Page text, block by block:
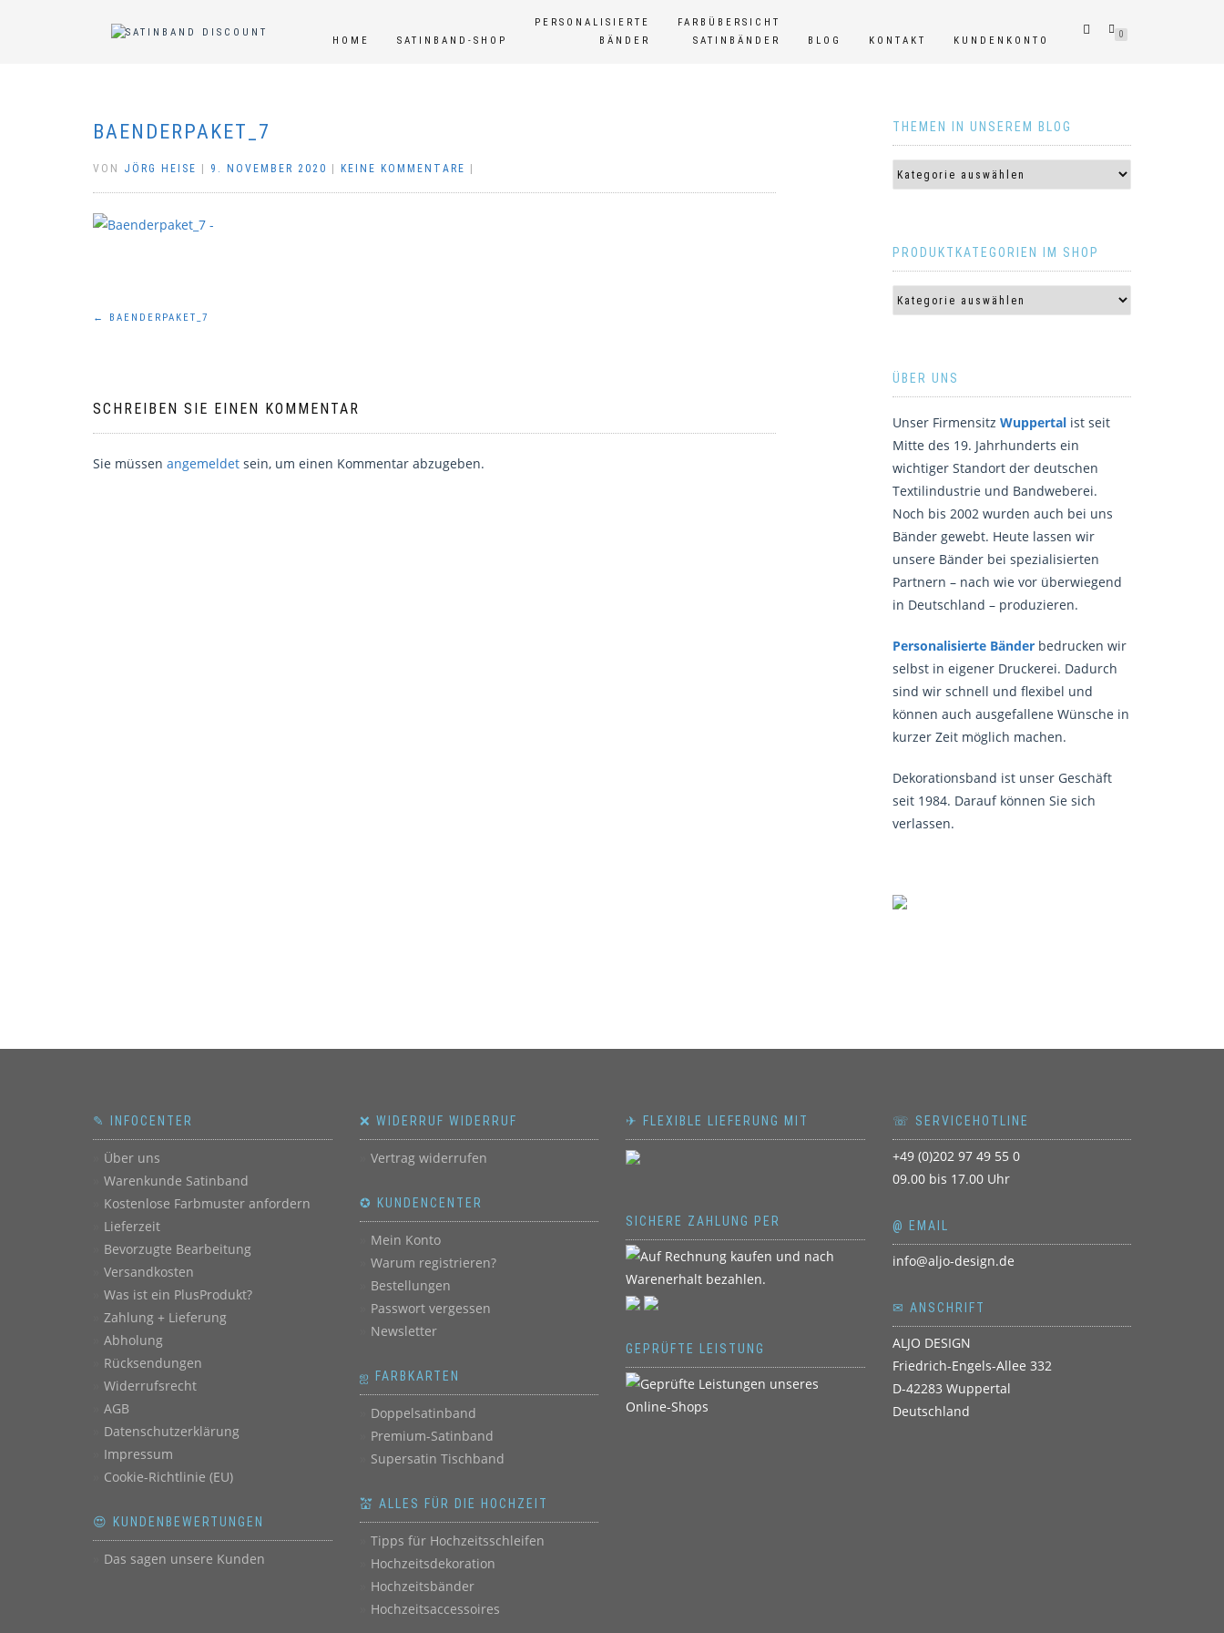
HOME SATINBAND-SHOP
PERSONALISIERTE
BÄNDER
FARBÜBERSICHT
SATINBÄNDER
BLOG KONTAKT KUNDENKONTO
0
BAENDERPAKET_7
VON JÖRG HEISE 9. NOVEMBER 2020 KEINE KOMMENTARE
Beitragsnavigation
← BAENDERPAKET_7
SCHREIBEN SIE EINEN KOMMENTAR
Sie müssen angemeldet sein, um einen Kommentar abzugeben.
THEMEN IN UNSEREM BLOG
PRODUKTKATEGORIEN IM SHOP
ÜBER UNS
Unser Firmensitz Wuppertalist seit
Mitte des 19. Jahrhunderts ein
wichtiger Standort der deutschen
Textilindustrie und Bandweberei.
Noch bis 2002 wurden auch bei uns
Bänder gewebt. Heute lassen wir
unsere Bänder bei spezialisierten
Partnern – nach wie vor überwiegend
in Deutschland – produzieren.
Personalisierte Bänderbedrucken wir
selbst in eigener Druckerei. Dadurch
sind wir schnell und flexibel und
können auch ausgefallene Wünsche in
kurzer Zeit möglich machen.
Dekorationsband ist unser Geschäft
seit 1984. Darauf können Sie sich
verlassen.
✎ INFOCENTER
Über uns
Warenkunde Satinband
Kostenlose Farbmuster anfordern
Lieferzeit
Bevorzugte Bearbeitung
Versandkosten
Was ist ein PlusProdukt?
Zahlung + Lieferung
Abholung
Rücksendungen
Widerrufsrecht
AGB
Datenschutzerklärung
Impressum
Cookie-Richtlinie (EU)
😍 KUNDENBEWERTUNGEN
Das sagen unsere Kunden
❌ WIDERRUF WIDERRUF
Vertrag widerrufen
✪ KUNDENCENTER
Mein Konto
Warum registrieren?
Bestellungen
Passwort vergessen
Newsletter
ஐ FARBKARTEN
Doppelsatinband
Premium-Satinband
Supersatin Tischband
💒 ALLES FÜR DIE HOCHZEIT
Tipps für Hochzeitsschleifen
Hochzeitsdekoration
Hochzeitsbänder
Hochzeitsaccessoires
✈ FLEXIBLE LIEFERUNG MIT
SICHERE ZAHLUNG PER
GEPRÜFTE LEISTUNG
☏ SERVICEHOTLINE
+49 (0)202 97 49 55 0
09.00 bis 17.00 Uhr
@ EMAIL
info@aljo-design.de
✉ ANSCHRIFT
ALJO DESIGN
Friedrich-Engels-Allee 332
D-42283 Wuppertal
Deutschland